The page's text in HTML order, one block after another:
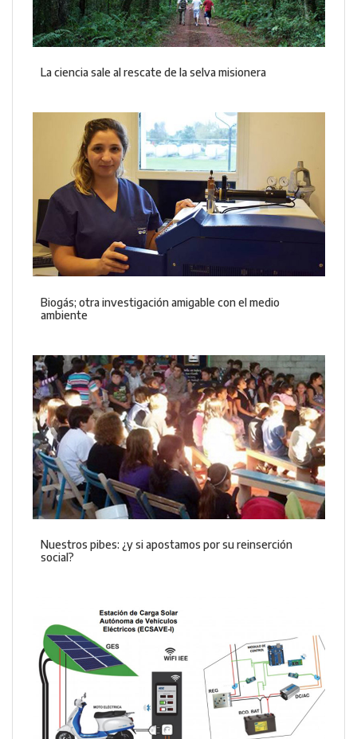
La ciencia sale al rescate de la selva misionera
Biogás; otra investigación amigable con el medio
ambiente
Nuestros pibes: ¿y si apostamos por su reinserción
social?